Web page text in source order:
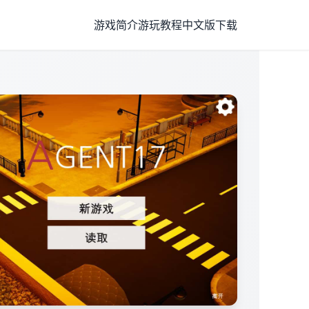
游戏简介游玩教程中文版下载